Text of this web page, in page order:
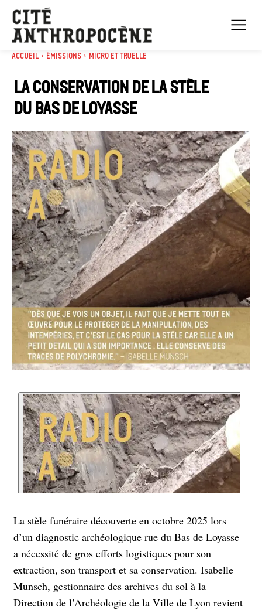
Accueil Émissions Micro et truelle
La conservation de la stèle
du Bas de Loyasse
La stèle funéraire découverte en octobre 2025 lors
d’un diagnostic archéologique rue du Bas de Loyasse
a nécessité de gros efforts logistiques pour son
extraction, son transport et sa conservation. Isabelle
Munsch, gestionnaire des archives du sol à la
Direction de l’Archéologie de la Ville de Lyon revient